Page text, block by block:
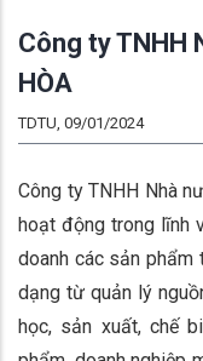
Công ty TNHH
HÒA
TDTU, 09/01/2024
Công ty TNHH Nhà
hoạt động trong lĩnh
doanh các sản
dạng từ quản lý
học, sản xuất, chế